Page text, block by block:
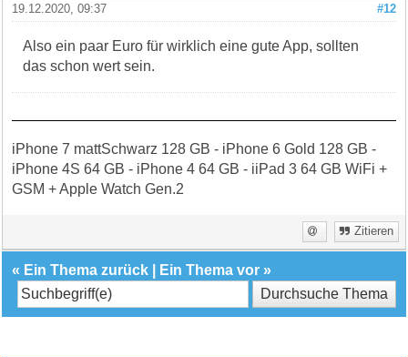
#12
19.12.2020, 09:37
Also ein paar Euro für wirklich eine gute App, sollten
das schon wert sein.
iPhone 7 mattSchwarz 128 GB - iPhone 6 Gold 128 GB -
iPhone 4S 64 GB - iPhone 4 64 GB - iiPad 3 64 GB WiFi +
GSM + Apple Watch Gen.2
Zitieren
« Ein Thema zurück Ein Thema vor »